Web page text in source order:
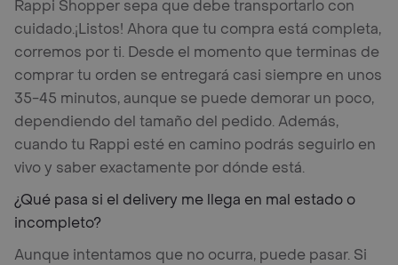
Rappi Shopper sepa que debe transportarlo con
cuidado.¡Listos! Ahora que tu compra está completa,
corremos por ti. Desde el momento que terminas de
comprar tu orden se entregará casi siempre en unos
35-45 minutos, aunque se puede demorar un poco,
dependiendo del tamaño del pedido. Además,
cuando tu Rappi esté en camino podrás seguirlo en
vivo y saber exactamente por dónde está.
¿Qué pasa si el delivery me llega en mal estado o
incompleto?
Aunque intentamos que no ocurra, puede pasar. Si